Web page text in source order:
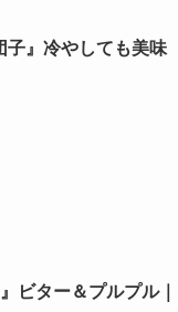
子』冷やしても美味
ビター＆プルプル｜